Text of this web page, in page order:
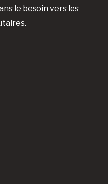
le besoin vers les